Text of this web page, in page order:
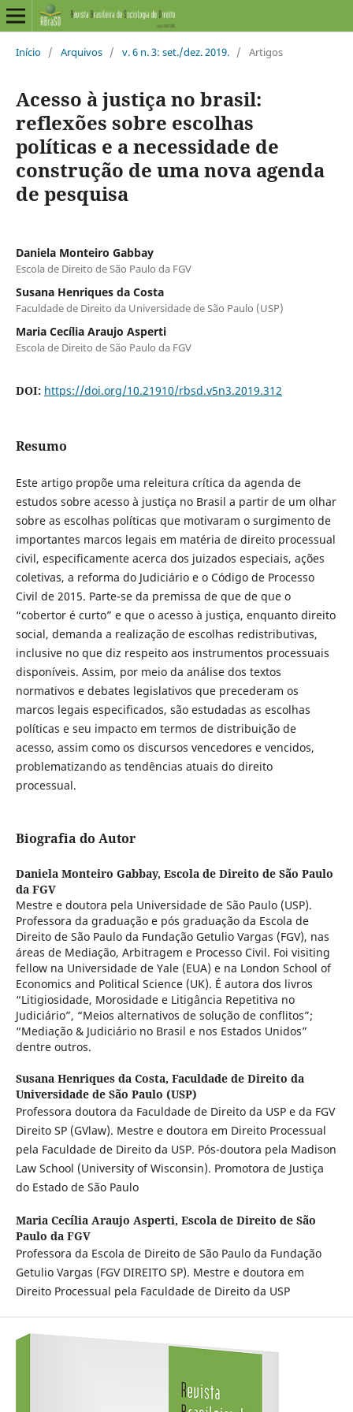
Início / Arquivos / v. 6 n. 3: set./dez. 2019. / Artigos
Acesso à justiça no brasil:
reflexões sobre escolhas
políticas e a necessidade de
construção de uma nova agenda
de pesquisa
Daniela Monteiro Gabbay
Escola de Direito de São Paulo da FGV
Susana Henriques da Costa
Faculdade de Direito da Universidade de São Paulo (USP)
Maria Cecília Araujo Asperti
Escola de Direito de São Paulo da FGV
DOI: https://doi.org/10.21910/rbsd.v5n3.2019.312
Resumo
Este artigo propõe uma releitura crítica da agenda de
estudos sobre acesso à justiça no Brasil a partir de um olhar
sobre as escolhas políticas que motivaram o surgimento de
importantes marcos legais em matéria de direito processual
civil, especificamente acerca dos juizados especiais, ações
coletivas, a reforma do Judiciário e o Código de Processo
Civil de 2015. Parte-se da premissa de que de que o
“cobertor é curto” e que o acesso à justiça, enquanto direito
social, demanda a realização de escolhas redistributivas,
inclusive no que diz respeito aos instrumentos processuais
disponíveis. Assim, por meio da análise dos textos
normativos e debates legislativos que precederam os
marcos legais especificados, são estudadas as escolhas
políticas e seu impacto em termos de distribuição de
acesso, assim como os discursos vencedores e vencidos,
problematizando as tendências atuais do direito
processual.
Biografia do Autor
Daniela Monteiro Gabbay, Escola de Direito de São Paulo
da FGV
Mestre e doutora pela Universidade de São Paulo (USP).
Professora da graduação e pós graduação da Escola de
Direito de São Paulo da Fundação Getulio Vargas (FGV), nas
áreas de Mediação, Arbitragem e Processo Civil. Foi visiting
fellow na Universidade de Yale (EUA) e na London School of
Economics and Political Science (UK). É autora dos livros
“Litigiosidade, Morosidade e Litigância Repetitiva no
Judiciário”, “Meios alternativos de solução de conflitos”;
“Mediação & Judiciário no Brasil e nos Estados Unidos”
dentre outros.
Susana Henriques da Costa, Faculdade de Direito da
Universidade de São Paulo (USP)
Professora doutora da Faculdade de Direito da USP e da FGV
Direito SP (GVlaw). Mestre e doutora em Direito Processual
pela Faculdade de Direito da USP. Pós-doutora pela Madison
Law School (University of Wisconsin). Promotora de Justiça
do Estado de São Paulo
Maria Cecília Araujo Asperti, Escola de Direito de São
Paulo da FGV
Professora da Escola de Direito de São Paulo da Fundação
Getulio Vargas (FGV DIREITO SP). Mestre e doutora em
Direito Processual pela Faculdade de Direito da USP